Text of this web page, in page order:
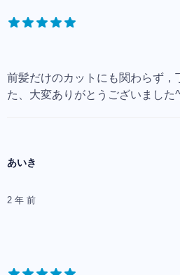
前髪だけのカットにも関わらず，
た、大変ありがとうございまし
あいき
2 年 前